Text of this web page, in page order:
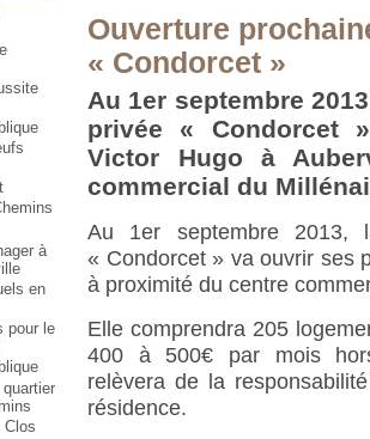
à
en
pour le
Clos
Ouverture
« Condorcet »
Au 1er septembre
privée « Condorcet
Victor Hugo à
commercial du
Au 1er septembre 2013,
« Condorcet » va ouvrir ses
à proximité du centre
Elle comprendra 205
400 à 500€ par mois
relèvera de la
résidence.